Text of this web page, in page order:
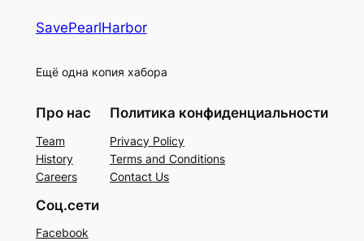
SavePearlHarbor
Ещё одна копия хабора
Про нас
Team
History
Careers
Политика конфиденциальности
Privacy Policy
Terms and Conditions
Contact Us
Соц.сети
Facebook